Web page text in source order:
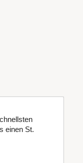
einen St.